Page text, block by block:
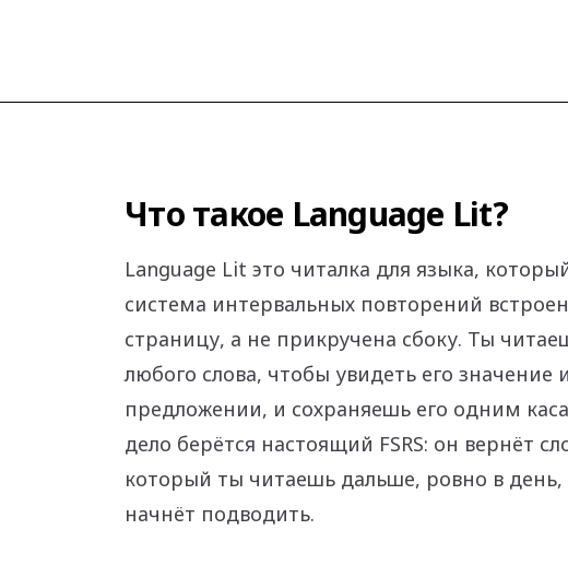
Что такое Language Lit?
Language Lit это читалка для языка,
система интервальных повторений
страницу, а не прикручена сбоку. Ты
любого слова, чтобы увидеть его значение
предложении, и сохраняешь его одним
дело берётся настоящий FSRS: он вернёт
который ты читаешь дальше, ровно в день,
начнёт подводить.